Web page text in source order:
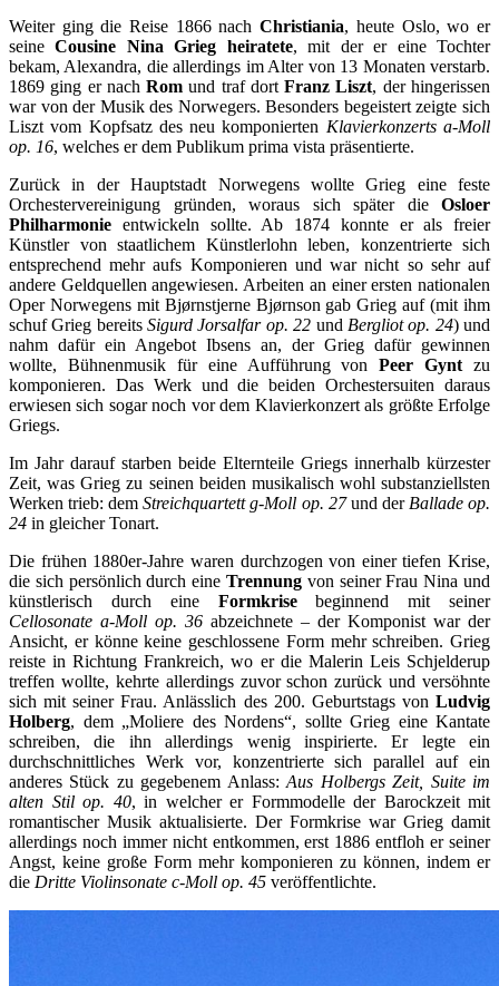
Weiter ging die Reise 1866 nachChristiania, heute Oslo, wo er
seineCousine Nina Grieg heiratete, mit der er eine Tochter
bekam, Alexandra, die allerdings im Alter von 13 Monaten verstarb.
1869 ging er nachRom und traf dortFranz Liszt, der hingerissen
war von der Musik des Norwegers. Besonders begeistert zeigte sich
Liszt vom Kopfsatz des neu komponierten Klavierkonzerts a-Moll
op. 16, welches er dem Publikum prima vista präsentierte.
Zurück in der Hauptstadt Norwegens wollte Grieg eine feste
Orchestervereinigung gründen, woraus sich später die Osloer
Philharmonie entwickeln sollte. Ab 1874 konnte er als freier
Künstler von staatlichem Künstlerlohn leben, konzentrierte sich
entsprechend mehr aufs Komponieren und war nicht so sehr auf
andere Geldquellen angewiesen. Arbeiten an einer ersten nationalen
Oper Norwegens mit Bjørnstjerne Bjørnson gab Grieg auf (mit ihm
schuf Grieg bereitsSigurd Jorsalfar op. 22 und Bergliot op. 24) und
nahm dafür ein Angebot Ibsens an, der Grieg dafür gewinnen
wollte, Bühnenmusik für eine Aufführung vonPeer Gynt zu
komponieren. Das Werk und die beiden Orchestersuiten daraus
erwiesen sich sogar noch vor dem Klavierkonzert als größte Erfolge
Griegs.
Im Jahr darauf starben beide Elternteile Griegs innerhalb kürzester
Zeit, was Grieg zu seinen beiden musikalisch wohl substanziellsten
Werken trieb: demStreichquartett g-Moll op. 27und der Ballade op.
24 in gleicher Tonart.
Die frühen 1880er-Jahre waren durchzogen von einer tiefen Krise,
die sich persönlich durch eine Trennung von seiner Frau Nina und
künstlerisch durch eine Formkrisebeginnend mit seiner
Cellosonate a-Moll op. 36 abzeichnete – der Komponist war der
Ansicht, er könne keine geschlossene Form mehr schreiben. Grieg
reiste in Richtung Frankreich, wo er die Malerin Leis Schjelderup
treffen wollte, kehrte allerdings zuvor schon zurück und versöhnte
sich mit seiner Frau. Anlässlich des 200. Geburtstags von Ludvig
Holberg, dem „Moliere des Nordens“, sollte Grieg eine Kantate
schreiben, die ihn allerdings wenig inspirierte. Er legte ein
durchschnittliches Werk vor, konzentrierte sich parallel auf ein
anderes Stück zu gegebenem Anlass:Aus Holbergs Zeit, Suite im
alten Stil op. 40, in welcher er Formmodelle der Barockzeit mit
romantischer Musik aktualisierte. Der Formkrise war Grieg damit
allerdings noch immer nicht entkommen, erst 1886 entfloh er seiner
Angst, keine große Form mehr komponieren zu können, indem er
die Dritte Violinsonate c-Moll op. 45 veröffentlichte.